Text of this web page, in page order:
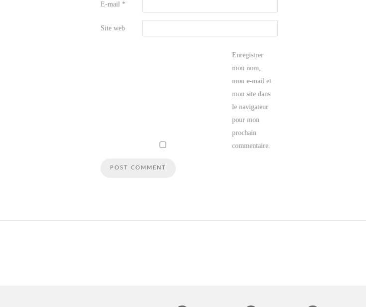
E-mail *
Site web
Enregistrer
mon nom,
mon e-mail et
mon site dans
le navigateur
pour mon
prochain
commentaire.